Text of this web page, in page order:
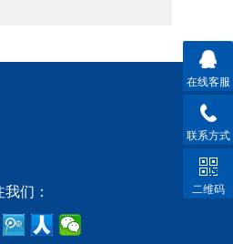
们：
在线客服
联系方式
二维码